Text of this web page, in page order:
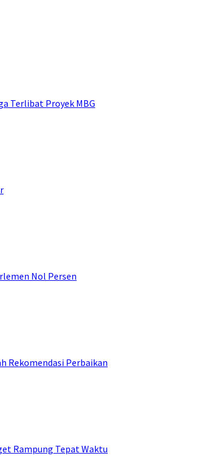
Terlibat Proyek MBG
Nol Persen
Rekomendasi Perbaikan
Rampung Tepat Waktu